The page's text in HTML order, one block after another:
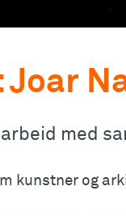
med
kunstner og